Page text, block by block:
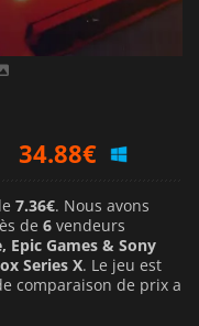
34.88€
9.99€
7.36€. Nous avons
de 6 vendeurs
Epic Games & Sony
Series X. Le jeu est
comparaison de prix a